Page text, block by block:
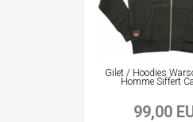
Gilet / Hoodies
Homme Siffert
99,00